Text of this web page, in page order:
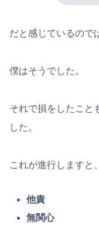
だと感じているので
僕はそうでした。
それで損をしたこと
した。
これが進行しますと、
他責
無関心